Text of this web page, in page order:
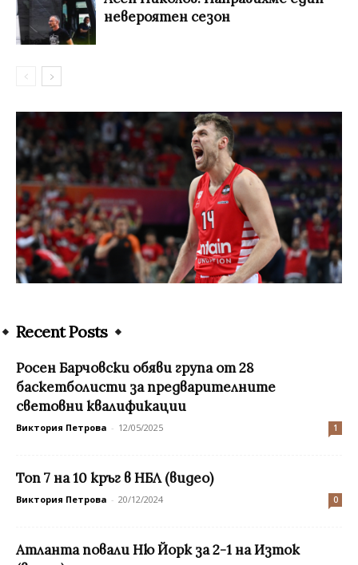
невероятен сезон
Recent Posts
Росен Барчовски обяви група от 28
баскетболисти за предварителните
световни квалификации
Виктория Петрова - 12/05/2025 1
Топ 7 на 10 кръг в НБЛ (видео)
Виктория Петрова - 20/12/2024 0
Атланта повали Ню Йорк за 2-1 на Изток